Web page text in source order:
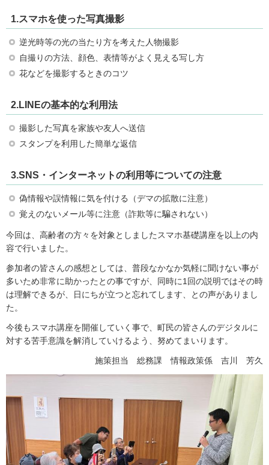
1.スマホを使った写真撮影
逆光時等の光の当たり方を考えた人物撮影
自撮りの方法、顔色、表情等がよく見える写し方
花などを撮影するときのコツ
2.LINEの基本的な利用法
撮影した写真を家族や友人へ送信
スタンプを利用した簡単な返信
3.SNS・インターネットの利用等についての注意
偽情報や誤情報に気を付ける（デマの拡散に注意）
覚えのないメール等に注意（詐欺等に騙されない）
今回は、高齢者の方々を対象としましたスマホ基礎講座を以上の内
容で行いました。
参加者の皆さんの感想としては、普段なかなか気軽に聞けない事が
多いため非常に助かったとの事ですが、同時に1回の説明ではその時
は理解できるが、日にちが立つと忘れてします、との声がありまし
た。
今後もスマホ講座を開催していく事で、町民の皆さんのデジタルに
対する苦手意識を解消していけるよう、努めてまいります。
施策担当 総務課 情報政策係 吉川 芳久